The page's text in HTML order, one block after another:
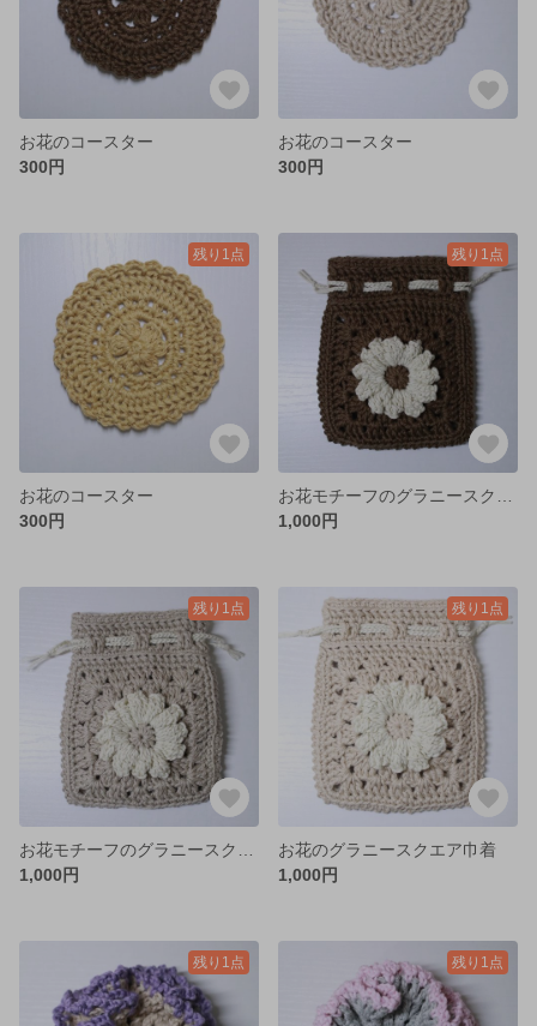
お花のコースター
300円
お花のコースター
300円
残り1点
お花のコースター
300円
残り1点
1,000円
残り1点
1,000円
残り1点
お花のグラニースクエア巾着
1,000円
残り1点 残り1点